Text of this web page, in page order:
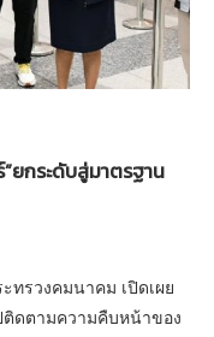
ยกระดับสู่มาตรฐาน
ทรวงคมนาคม เปิดเผย
ติดตามความคืบหน้าของ